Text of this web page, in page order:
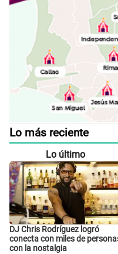
Lo más reciente
Lo último
DJ Chris Rodríguez logró
conecta con miles de
con la nostalgia